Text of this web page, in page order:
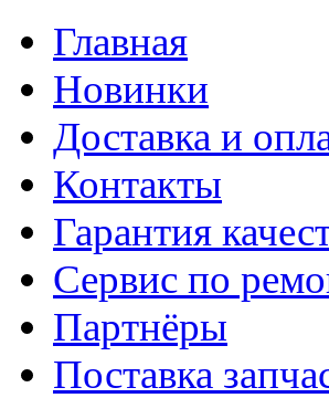
Главная
Новинки
Доставка и
Контакты
Гарантия
Сервис по
Партнёры
Поставка